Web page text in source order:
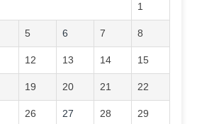
1
5 6 7 8
12 13 14 15
19 20 21 22
26 27 28 29